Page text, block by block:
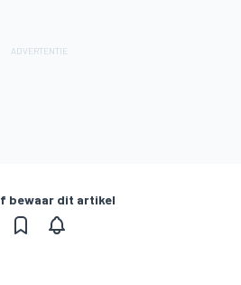
bewaar dit artikel